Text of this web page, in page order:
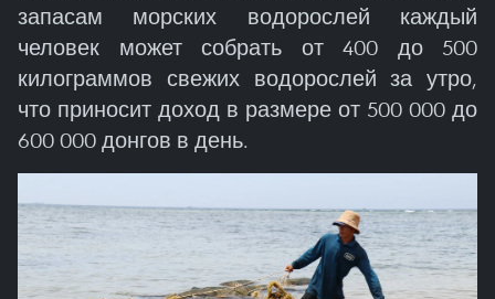
запасам морских водорослей каждый
человек может собрать от 400 до 500
килограммов свежих водорослей за утро,
что приносит доход в размере от 500 000 до
600 000 донгов в день.